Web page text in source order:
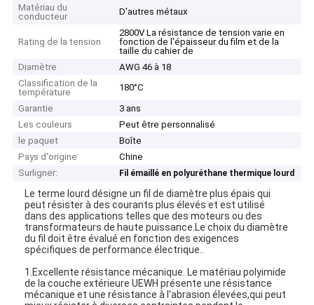
Matériau du
conducteur
D'autres métaux
Rating de la tension
2800V La résistance de tension varie en
fonction de l'épaisseur du film et de la
taille du cahier de
Diamètre
AWG 46 à 18
Classification de la
température
180°C
Garantie
3 ans
Les couleurs
Peut être personnalisé
le paquet
Boîte
Pays d'origine
Chine
Surligner:
Fil émaillé en polyuréthane thermique lourd
Le terme lourd désigne un fil de diamètre plus épais qui
peut résister à des courants plus élevés et est utilisé
dans des applications telles que des moteurs ou des
transformateurs de haute puissance.Le choix du diamètre
du fil doit être évalué en fonction des exigences
spécifiques de performance électrique..
1.Excellente résistance mécanique. Le matériau polyimide
de la couche extérieure UEWH présente une résistance
mécanique et une résistance à l'abrasion élevées,qui peut